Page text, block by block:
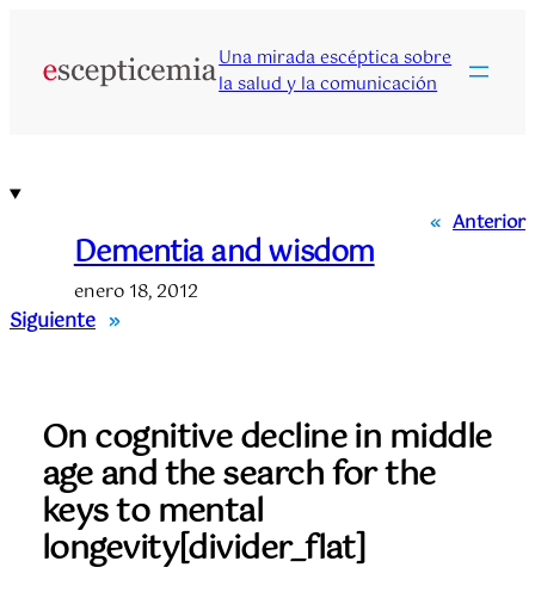
contenido
Una mirada escéptica sobre
la salud y la comunicación
« Anterior
Dementia and wisdom
enero 18, 2012
Siguiente »
On cognitive decline in middle
age and the search for the
keys to mental
longevity[divider_flat]